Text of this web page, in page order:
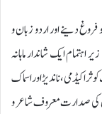
فروغ دینے اور اردو زبان و
ایک شاندار ماہانہ
اکیڈمی، ناندیڑ اور اسماک
کی صدارت معروف شاعر و